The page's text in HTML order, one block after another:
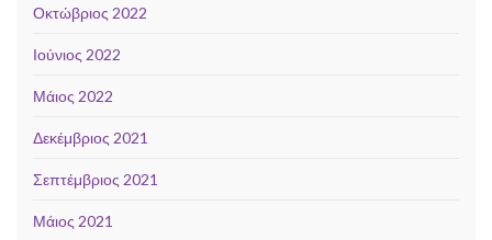
Οκτώβριος 2022
Ιούνιος 2022
Μάιος 2022
Δεκέμβριος 2021
Σεπτέμβριος 2021
Μάιος 2021